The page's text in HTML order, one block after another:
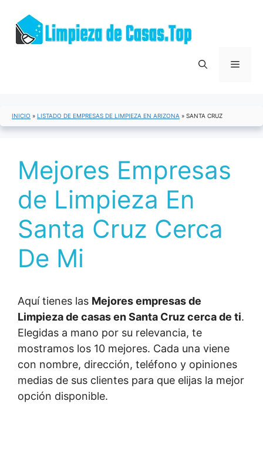
contenido
Menú
INICIO » LISTADO DE EMPRESAS DE LIMPIEZA EN ARIZONA » SANTA CRUZ
Mejores Empresas
de Limpieza En
Santa Cruz Cerca
De Mi
Aquí tienes las Mejores empresas de
Limpieza de casas en Santa Cruz cerca de ti.
Elegidas a mano por su relevancia, te
mostramos los 10 mejores. Cada una viene
con nombre, dirección, teléfono y opiniones
medias de sus clientes para que elijas la mejor
opción disponible.